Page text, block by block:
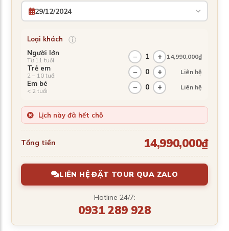
29/12/2024
Loại khách ⓘ
Người lớn
Từ 11 tuổi − 1 + 14,990,000₫
Trẻ em
2 – 10 tuổi − 0 + Liên hệ
Em bé
< 2 tuổi − 0 + Liên hệ
Lịch này đã hết chỗ
Tổng tiền 14,990,000₫
LIÊN HỆ ĐẶT TOUR QUA ZALO
Hotline 24/7:
0931 289 928